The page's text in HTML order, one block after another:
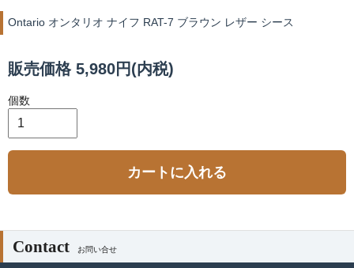
Ontario オンタリオ ナイフ RAT-7 ブラウン レザー シース
販売価格 5,980円(内税)
個数
カートに入れる
Contact お問い合せ